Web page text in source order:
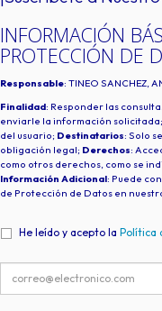
INFORMACIÓN
PROTECCIÓN DE
Responsable: TINEO SANCHEZ,
Finalidad: Responder las
enviarle la información
del usuario; Destinatarios: Solo
obligación legal; Derechos:
como otros derechos, como se
Información Adicional: Puede
de Protección de Datos en
He leído y acepto la Política